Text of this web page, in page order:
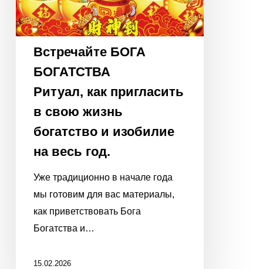
весь
год.
Встречайте БОГА
БОГАТСТВА
Ритуал, как пригласить
в свою жизнь
богатство и изобилие
на весь год.
Уже традиционно в начале года
мы готовим для вас материалы,
как приветствовать Бога
Богатства и…
15.02.2026